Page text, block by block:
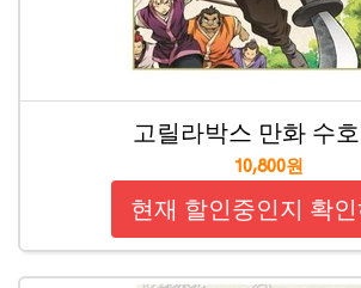
고릴라박스 만화 수
10,800원
현재 할인중인지 확